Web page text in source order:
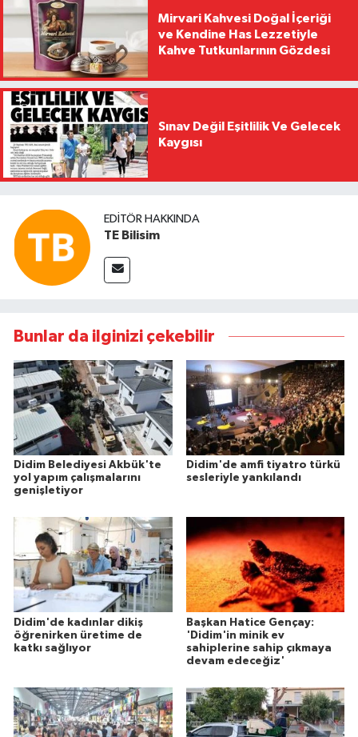
Mirvari Kahvesi Doğal İçeriği
ve Kendine Has Lezzetiyle
Kahve Tutkunlarının Gözdesi
Sınav Değil Eşitlilik Ve Gelecek
Kaygısı
EDITÖR HAKKINDA
TE Bilisim
Bunlar da ilginizi çekebilir
Didim Belediyesi Akbük'te
yol yapım çalışmalarını
genişletiyor
Didim'de amfi tiyatro türkü
sesleriyle yankılandı
Didim'de kadınlar dikiş
öğrenirken üretime de
katkı sağlıyor
Başkan Hatice Gençay:
'Didim'in minik ev
sahiplerine sahip çıkmaya
devam edeceğiz'